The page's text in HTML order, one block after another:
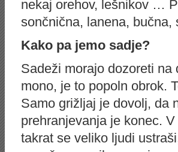
nekaj orehov, lešnikov …
sončnična, lanena,
Kako pa jemo sadje?
Sadeži morajo dozoreti
mono, je to popoln obrok.
Samo grižljaj je dovolj, da
prehranjevanja je konec.
takrat se veliko ljudi